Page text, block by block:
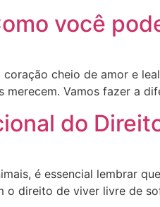
você
cheio de amor e
merecem. Vamos fazer a
do
é essencial lembrar
o direito de viver livre de